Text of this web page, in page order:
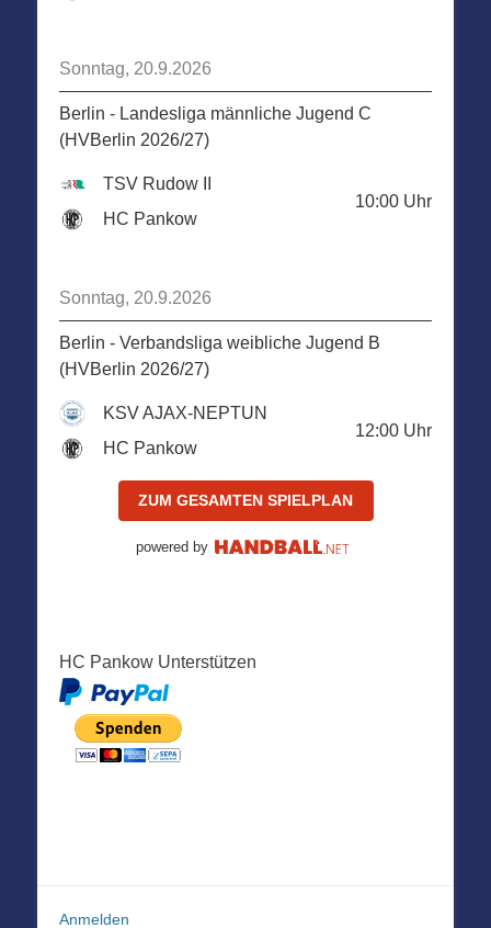
Sonntag, 20.9.2026
Berlin - Landesliga männliche Jugend C
(HVBerlin 2026/27)
TSV Rudow II
HC Pankow
10:00 Uhr
Sonntag, 20.9.2026
Berlin - Verbandsliga weibliche Jugend B
(HVBerlin 2026/27)
KSV AJAX-NEPTUN
HC Pankow
12:00 Uhr
ZUM GESAMTEN SPIELPLAN
powered by
HC Pankow Unterstützen
Anmelden